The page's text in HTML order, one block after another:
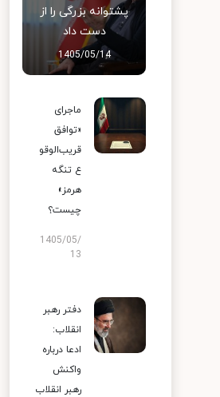
پشتوانه بزرگی را از
دست داد
1405/05/14
ماجرای
«توافق
قریب‌الوقو
ع تنگه
هرمز»
چیست؟
1405/05/
13
دفتر رهبر
انقلاب:
ادعا درباره
واکنش
رهبر انقلاب